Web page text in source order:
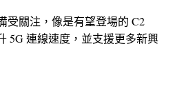
受關注，像是有望登場的 C2
5G 連線速度，並支援更多新興